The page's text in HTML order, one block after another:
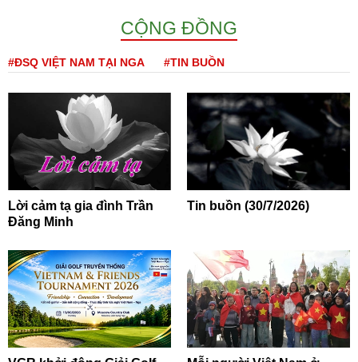
CỘNG ĐỒNG
#ĐSQ VIỆT NAM TẠI NGA #TIN BUỒN
Lời cảm tạ gia đình Trần
Đăng Minh
Tin buồn (30/7/2026)